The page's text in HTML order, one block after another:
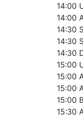
14:00
14:00
14:30
14:30
14:30
15:00
15:00
15:00
15:00
15:30